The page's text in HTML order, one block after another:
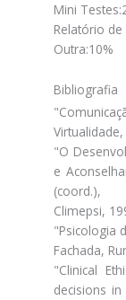
Mini
Relatório
Outra:10%
Bibliografia
"O
e
(coord.),
Climepsi,
"Psicologia
Fachada,
"Clinical
decisions in